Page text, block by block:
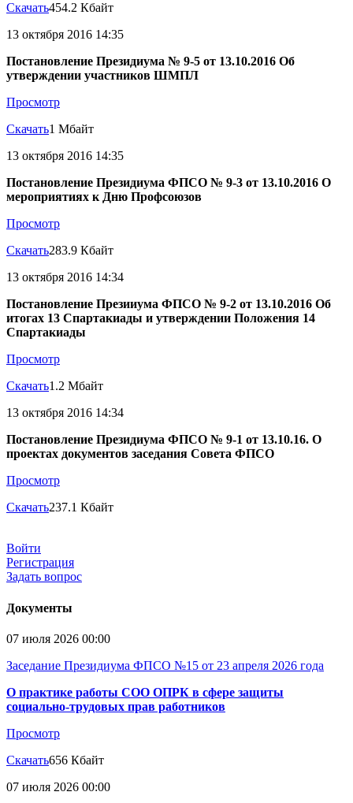
Скачать454.2 Кбайт
13 октября 2016 14:35
Постановление Президиума № 9-5 от 13.10.2016 Об
утверждении участников ШМПЛ
Просмотр
Скачать1 Мбайт
13 октября 2016 14:35
Постановление Президиума ФПСО № 9-3 от 13.10.2016 О
мероприятиях к Дню Профсоюзов
Просмотр
Скачать283.9 Кбайт
13 октября 2016 14:34
Постановление Презииума ФПСО № 9-2 от 13.10.2016 Об
итогах 13 Спартакиады и утверждении Положения 14
Спартакиады
Просмотр
Скачать1.2 Мбайт
13 октября 2016 14:34
Постановление Президиума ФПСО № 9-1 от 13.10.16. О
проектах документов заседания Совета ФПСО
Просмотр
Скачать237.1 Кбайт
Войти
Регистрация
Задать вопрос
Документы
07 июля 2026 00:00
Заседание Президиума ФПСО №15 от 23 апреля 2026 года
О практике работы СОО ОПРК в сфере защиты
социально-трудовых прав работников
Просмотр
Скачать656 Кбайт
07 июля 2026 00:00